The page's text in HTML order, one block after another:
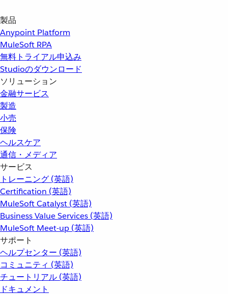
製品
Anypoint Platform
MuleSoft RPA
無料トライアル申込み
Studioのダウンロード
ソリューション
金融サービス
製造
小売
保険
ヘルスケア
通信・メディア
サービス
トレーニング (英語)
Certification (英語)
MuleSoft Catalyst (英語)
Business Value Services (英語)
MuleSoft Meet-up (英語)
サポート
ヘルプセンター (英語)
コミュニティ (英語)
チュートリアル (英語)
ドキュメント